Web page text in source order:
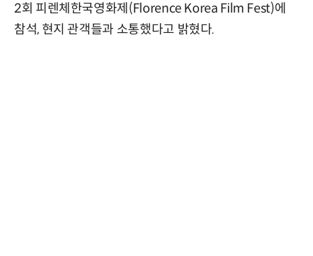
2회 피렌체한국영화제(Florence Korea Film Fest)에
참석, 현지 관객들과 소통했다고 밝혔다.